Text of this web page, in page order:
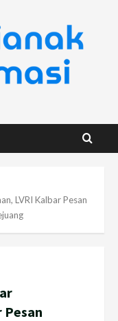
LVRI Kalbar Pesan
Pesan